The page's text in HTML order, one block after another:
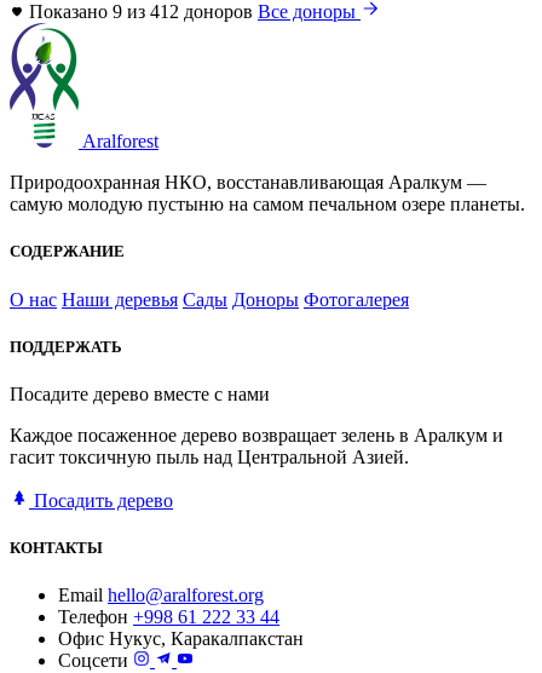
Показано 9 из 412 доноров Все доноры
Aralforest
Природоохранная НКО, восстанавливающая Аралкум —
самую молодую пустыню на самом печальном озере планеты.
СОДЕРЖАНИЕ
О нас Наши деревья Сады Доноры Фотогалерея
ПОДДЕРЖАТЬ
Посадите дерево вместе с нами
Каждое посаженное дерево возвращает зелень в Аралкум и
гасит токсичную пыль над Центральной Азией.
Посадить дерево
КОНТАКТЫ
Email hello@aralforest.org
Телефон +998 61 222 33 44
Офис Нукус, Каракалпакстан
Соцсети